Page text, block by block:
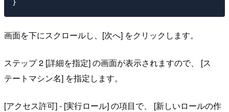
画面を下にスクロールし、[次へ] をクリックします。
ステップ 2 [詳細を指定] の画面が表示されますので、 [ス
テートマシン名] を指定します。
[アクセス許可] - [実行ロール] の項目で、 [新しいロールの作